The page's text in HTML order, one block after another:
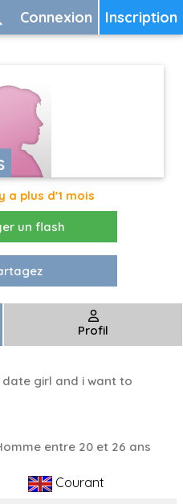
Inscription
Connexion
a plus d'1 mois
un flash
Profil
girl and i want to
entre 20 et 26 ans
Courant